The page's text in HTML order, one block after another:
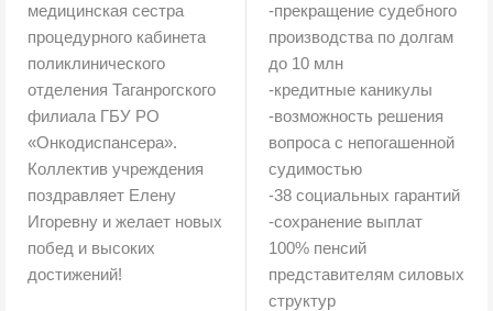
медицинская сестра
процедурного кабинета
поликлинического
отделения Таганрогского
филиала ГБУ РО
«Онкодиспансера».
Коллектив учреждения
поздравляет Елену
Игоревну и желает новых
побед и высоких
достижений!
-прекращение судебного
производства по долгам
до 10 млн
-кредитные каникулы
-возможность решения
вопроса с непогашенной
судимостью
-38 социальных гарантий
-сохранение выплат
100% пенсий
представителям силовых
структур